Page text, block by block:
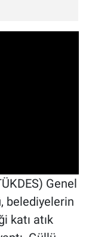
Genel
belediyelerin
katı atık